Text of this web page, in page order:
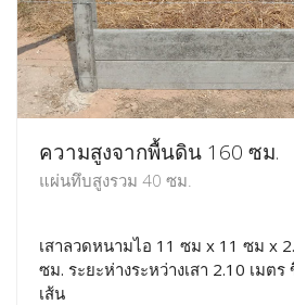
ความสูงจากพื้นดิน 160 ซม.
แผ่นทึบสูงรวม 40 ซม.
เสาลวดหนามไอ 11 ซม x 11 ซม x
ซม. ระยะห่างระหว่างเสา 2.10 เมต
เส้น